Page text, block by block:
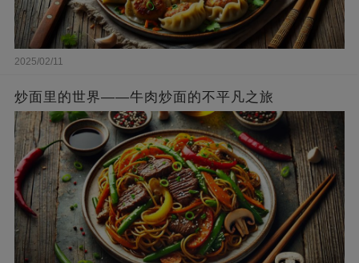
2025/02/11
炒面里的世界——牛肉炒面的不平凡之旅